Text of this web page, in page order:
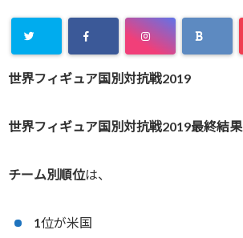
世界フィギュア国別対抗戦2019
世界フィギュア国別対抗戦2019最終結果
チーム別順位は、
1位が米国